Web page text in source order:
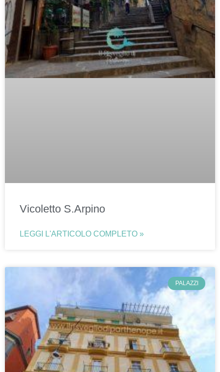
Vicoletto S.Arpino
LEGGI L'ARTICOLO COMPLETO »
PALAZZI